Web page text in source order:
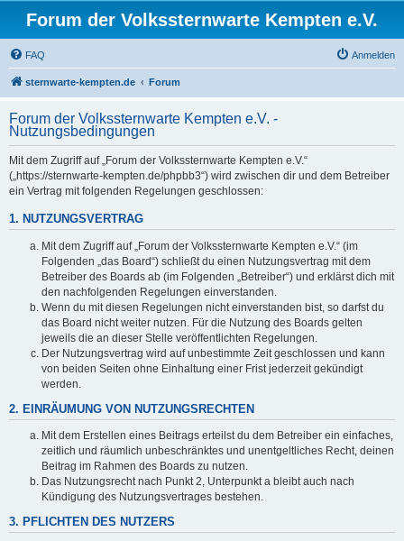
Forum der Volkssternwarte Kempten e.V.
FAQ Anmelden
sternwarte-kempten.de Forum
Forum der Volkssternwarte Kempten e.V. -
Nutzungsbedingungen
Mit dem Zugriff auf „Forum der Volkssternwarte Kempten e.V.“
(„https://sternwarte-kempten.de/phpbb3“) wird zwischen dir und dem Betreiber
ein Vertrag mit folgenden Regelungen geschlossen:
1. NUTZUNGSVERTRAG
Mit dem Zugriff auf „Forum der Volkssternwarte Kempten e.V.“ (im
Folgenden „das Board“) schließt du einen Nutzungsvertrag mit dem
Betreiber des Boards ab (im Folgenden „Betreiber“) und erklärst dich mit
den nachfolgenden Regelungen einverstanden.
Wenn du mit diesen Regelungen nicht einverstanden bist, so darfst du
das Board nicht weiter nutzen. Für die Nutzung des Boards gelten
jeweils die an dieser Stelle veröffentlichten Regelungen.
Der Nutzungsvertrag wird auf unbestimmte Zeit geschlossen und kann
von beiden Seiten ohne Einhaltung einer Frist jederzeit gekündigt
werden.
2. EINRÄUMUNG VON NUTZUNGSRECHTEN
Mit dem Erstellen eines Beitrags erteilst du dem Betreiber ein einfaches,
zeitlich und räumlich unbeschränktes und unentgeltliches Recht, deinen
Beitrag im Rahmen des Boards zu nutzen.
Das Nutzungsrecht nach Punkt 2, Unterpunkt a bleibt auch nach
Kündigung des Nutzungsvertrages bestehen.
3. PFLICHTEN DES NUTZERS